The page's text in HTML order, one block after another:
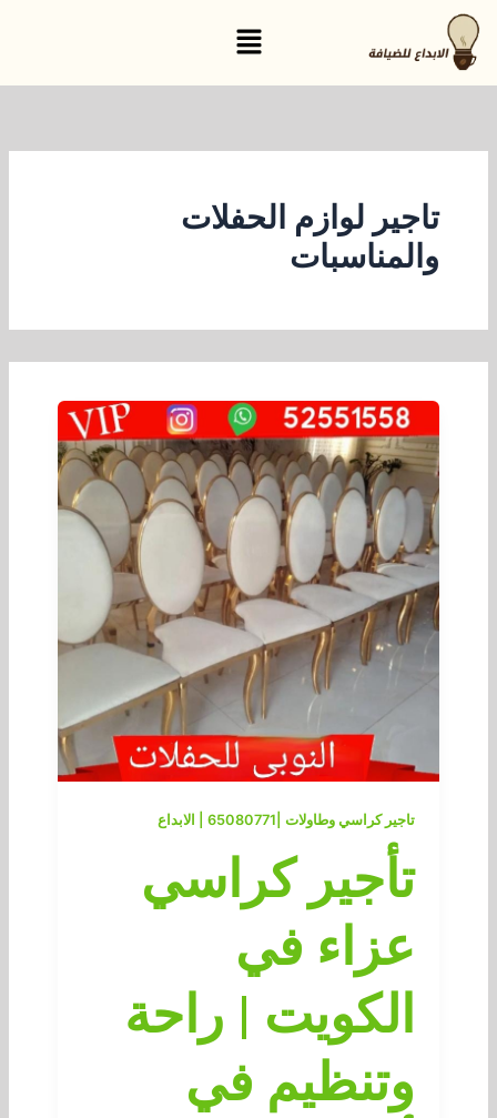
تخطي
إلى
المحتوى
القائمة
تاجير لوازم الحفلات
والمناسبات
تاجير كراسي وطاولات |65080771 | الابداع
تأجير كراسي
عزاء في
الكويت | راحة
وتنظيم في